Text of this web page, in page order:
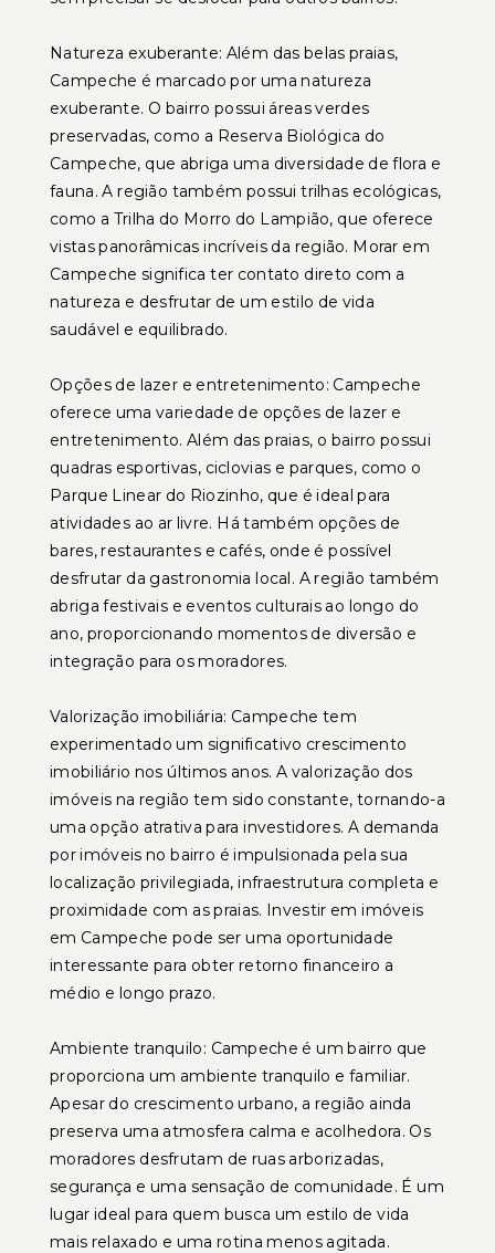
Natureza exuberante: Além das belas praias,
Campeche é marcado por uma natureza
exuberante. O bairro possui áreas verdes
preservadas, como a Reserva Biológica do
Campeche, que abriga uma diversidade de flora e
fauna. A região também possui trilhas ecológicas,
como a Trilha do Morro do Lampião, que oferece
vistas panorâmicas incríveis da região. Morar em
Campeche significa ter contato direto com a
natureza e desfrutar de um estilo de vida
saudável e equilibrado.
Opções de lazer e entretenimento: Campeche
oferece uma variedade de opções de lazer e
entretenimento. Além das praias, o bairro possui
quadras esportivas, ciclovias e parques, como o
Parque Linear do Riozinho, que é ideal para
atividades ao ar livre. Há também opções de
bares, restaurantes e cafés, onde é possível
desfrutar da gastronomia local. A região também
abriga festivais e eventos culturais ao longo do
ano, proporcionando momentos de diversão e
integração para os moradores.
Valorização imobiliária: Campeche tem
experimentado um significativo crescimento
imobiliário nos últimos anos. A valorização dos
imóveis na região tem sido constante, tornando-a
uma opção atrativa para investidores. A demanda
por imóveis no bairro é impulsionada pela sua
localização privilegiada, infraestrutura completa e
proximidade com as praias. Investir em imóveis
em Campeche pode ser uma oportunidade
interessante para obter retorno financeiro a
médio e longo prazo.
Ambiente tranquilo: Campeche é um bairro que
proporciona um ambiente tranquilo e familiar.
Apesar do crescimento urbano, a região ainda
preserva uma atmosfera calma e acolhedora. Os
moradores desfrutam de ruas arborizadas,
segurança e uma sensação de comunidade. É um
lugar ideal para quem busca um estilo de vida
mais relaxado e uma rotina menos agitada.